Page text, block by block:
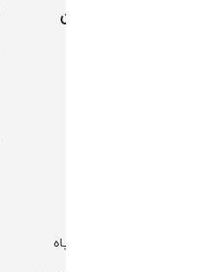
خدمات مشتریان
کانال بله | گل و گیاه